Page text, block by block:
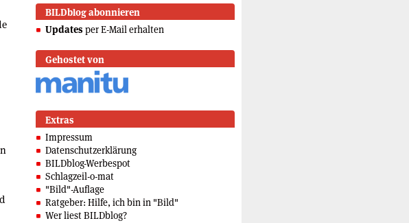
BILDblog abonnieren
Updates per E-Mail erhalten
Gehostet von
Extras
Impressum
Datenschutzerklärung
BILDblog-Werbespot
Schlagzeil-o-mat
"Bild"-Auflage
Ratgeber: Hilfe, ich bin in "Bild"
Wer liest BILDblog?